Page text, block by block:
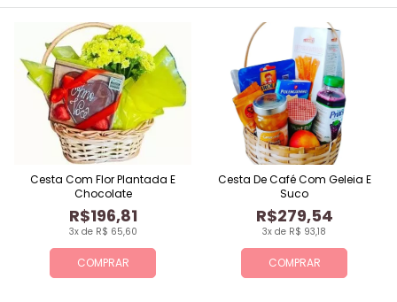
COMPRAR
3x de R$ 65,60
R$196,81
Cesta Com Flor Plantada E
Chocolate
COMPRAR
3x de R$ 93,18
R$279,54
Cesta De Café Com Geleia E
Suco